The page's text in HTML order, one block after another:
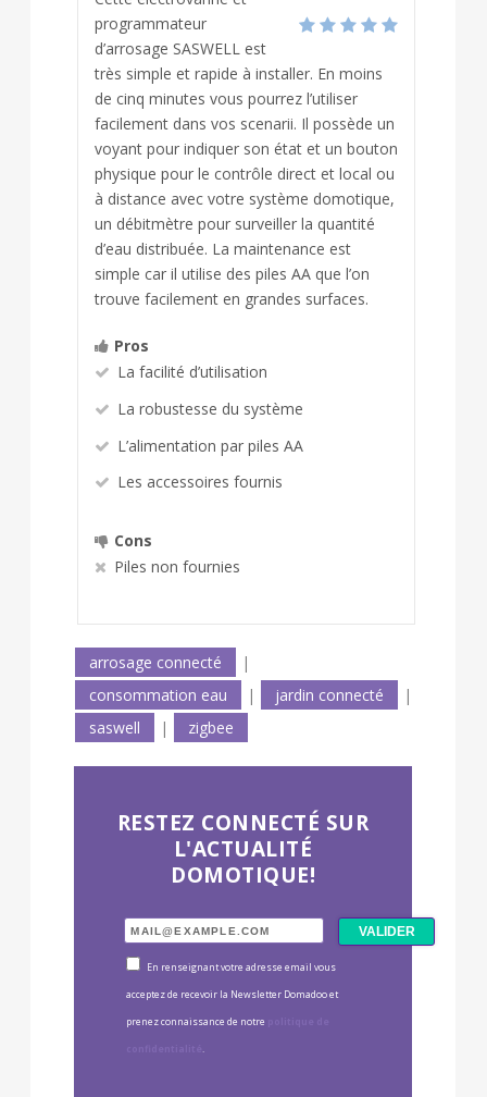
programmateur
d’arrosage SASWELL est
très simple et rapide à installer. En moins
de cinq minutes vous pourrez l’utiliser
facilement dans vos scenarii. Il possède un
voyant pour indiquer son état et un bouton
physique pour le contrôle direct et local ou
à distance avec votre système domotique,
un débitmètre pour surveiller la quantité
d’eau distribuée. La maintenance est
simple car il utilise des piles AA que l’on
trouve facilement en grandes surfaces.
Pros
La facilité d’utilisation
La robustesse du système
L’alimentation par piles AA
Les accessoires fournis
Cons
Piles non fournies
arrosage connecté
|
consommation eau
| jardin connecté
|
saswell
| zigbee
RESTEZ CONNECTÉ SUR
L'ACTUALITÉ
DOMOTIQUE!
En renseignant votre adresse email vous
acceptez de recevoir la Newsletter Domadoo et
prenez connaissance de notre
.